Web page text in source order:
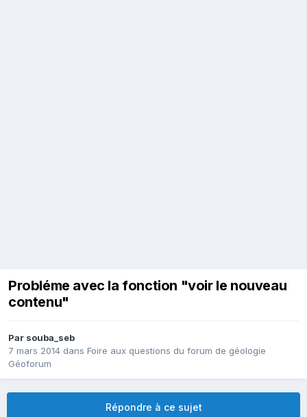
Probléme avec la fonction "voir le nouveau
contenu"
Par souba_seb
7 mars 2014 dans Foire aux questions du forum de géologie
Géoforum
Répondre à ce sujet